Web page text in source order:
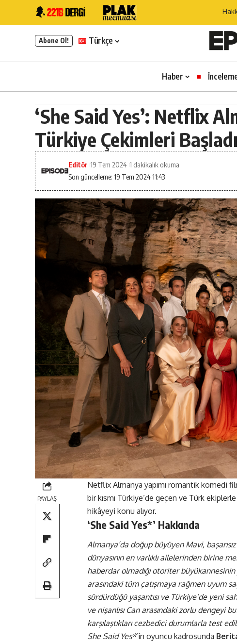
Abone Ol! Türkçe
Haber
‘She Said Yes’: Netflix
Türkiye Çekimleri Başladı
Son güncelleme: 19 Tem 2024 11:43
Editör 19 Tem 2024 1 dakikalık okuma
PAYLAŞ
Netflix Almanya yapımı romantik komedi
bir kısmı Türkiye’de geçen ve Türk
hikâyeyi konu alıyor.
‘She Said Yes*’ Hakkında
Almanya’da doğup büyüyen Mavi,
dünyasının en varlıklı ailelerinden birine
haberdar olmadığı otoriter
arasındaki tüm çatışmaya rağmen uyum
sürdürdüğü yaşantısı ve Türkiye’de yeni
ve nişanlısı Can arasındaki zorlu dengeyi
karşılaştıkları cezbedici durumlarla test
She Said Yes*’in oyuncu kadrosunda